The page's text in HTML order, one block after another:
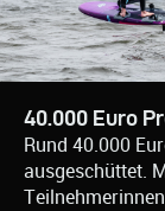
40.000 Euro
Rund 40.000
ausgeschüttet.